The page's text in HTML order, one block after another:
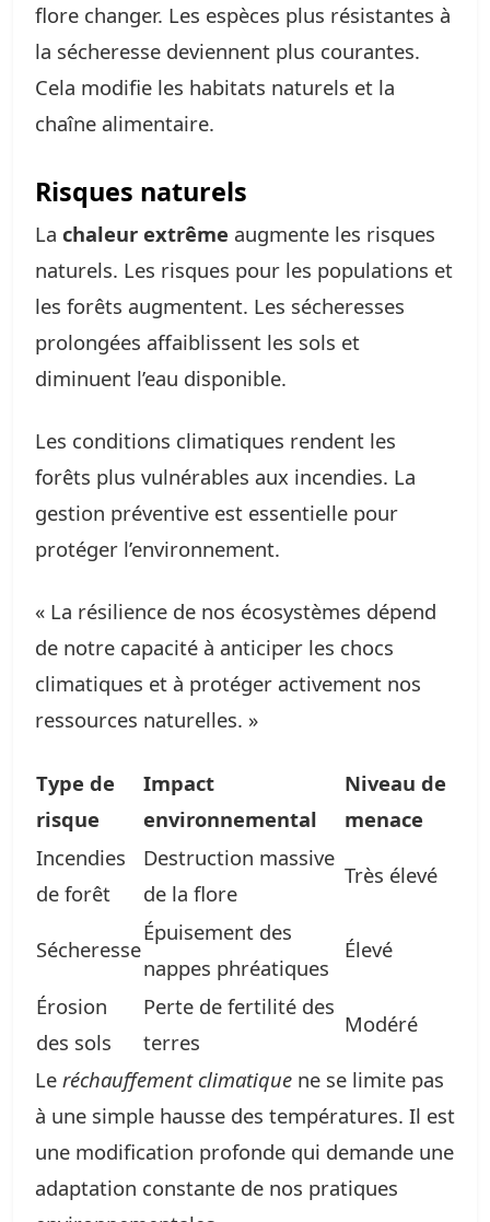
flore changer. Les espèces plus résistantes à
la sécheresse deviennent plus courantes.
Cela modifie les habitats naturels et la
chaîne alimentaire.
Risques naturels
La chaleur extrême augmente les risques
naturels. Les risques pour les populations et
les forêts augmentent. Les sécheresses
prolongées affaiblissent les sols et
diminuent l’eau disponible.
Les conditions climatiques rendent les
forêts plus vulnérables aux incendies. La
gestion préventive est essentielle pour
protéger l’environnement.
« La résilience de nos écosystèmes dépend
de notre capacité à anticiper les chocs
climatiques et à protéger activement nos
ressources naturelles. »
Type de
risque
Impact
environnemental
Niveau de
menace
Incendies
de forêt
Destruction massive
de la flore
Très élevé
Sécheresse
Épuisement des
nappes phréatiques
Élevé
Érosion
des sols
Perte de fertilité des
terres
Modéré
Le réchauffement climatique ne se limite pas
à une simple hausse des températures. Il est
une modification profonde qui demande une
adaptation constante de nos pratiques